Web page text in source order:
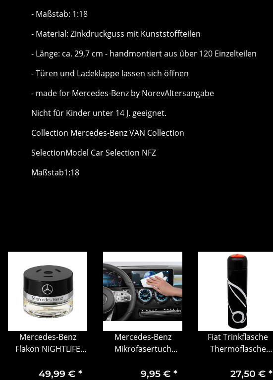
- Maßstab: 1:18
- Material: Zinkdruckguss mit Kunststoffteilen
- Länge: ca. 29,7 cm - handmontiert aus über 120 Einzelteilen
- Türen und Ladeklappe lassen sich öffnen
- made for Mercedes-Benz by NorevAltersangabe
Nicht für Kinder unter 14 J. geeignet.
Collection Mercedes-Benz VAN Collection
SelectionModel Car Selection NFZ
Maßstab1:18
Mercedes-Benz
Flakon NIGHTLIFE
49,99 € *
Mercedes-Benz
Mikrofasertuch
Reinigungstuch für
9,95 € *
Fiat Trinkflasche
Thermoflasche
– 500ico
27,50 € *